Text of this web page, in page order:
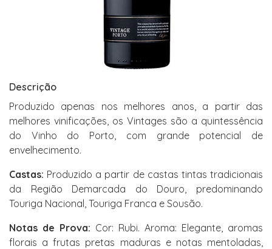
Descrição
Produzido apenas nos melhores anos, a partir das
melhores vinificações, os Vintages são a quintessência
do Vinho do Porto, com grande potencial de
envelhecimento.
Castas: Produzido a partir de castas tintas tradicionais
da Região Demarcada do Douro, predominando
Touriga Nacional, Touriga Franca e Sousão.
Notas de Prova: Cor: Rubi. Aroma: Elegante, aromas
florais a frutas pretas maduras e notas mentoladas,